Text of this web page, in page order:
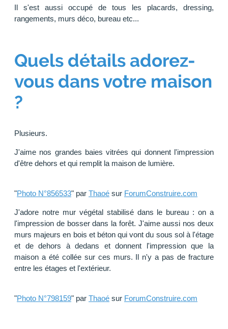
Il s'est aussi occupé de tous les placards, dressing,
rangements, murs déco, bureau etc...
Quels détails adorez-
vous dans votre maison
?
Plusieurs.
J'aime nos grandes baies vitrées qui donnent l'impression
d'être dehors et qui remplit la maison de lumière.
"Photo N°856533" par Thaoé sur ForumConstruire.com
J'adore notre mur végétal stabilisé dans le bureau : on a
l'impression de bosser dans la forêt. J'aime aussi nos deux
murs majeurs en bois et béton qui vont du sous sol à l'étage
et de dehors à dedans et donnent l'impression que la
maison a été collée sur ces murs. Il n'y a pas de fracture
entre les étages et l'extérieur.
"Photo N°798159" par Thaoé sur ForumConstruire.com